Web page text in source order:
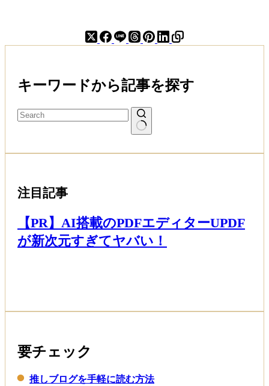
な
き
が
ら
キーワードから記事を探す
注目記事
【PR】AI搭載のPDFエディターUPDF
が新次元すぎてヤバい！
要チェック
推しブログを手軽に読む方法